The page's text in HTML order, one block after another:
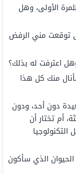
الأولى، وهل
توقعت مني الرفض
اعترفت له بذلك؟
منك كل هذا
دون أحد، ودون
أم تختار أن
الحيوان الذي سأكون